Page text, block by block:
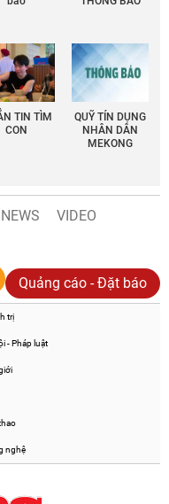
TIN TÌM
CON
QUỸ TÍN DỤNG
NHÂN DÂN
MEKONG
VIDEO
Quảng cáo - Đặt báo
trị
- Pháp luật
nghệ